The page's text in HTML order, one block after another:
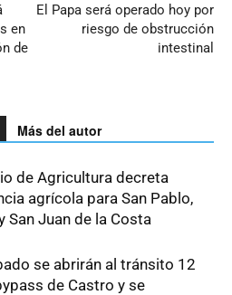
en
de
El Papa será operado hoy por
riesgo de obstrucción
intestinal
Más del autor
de Agricultura decreta
agrícola para San Pablo,
San Juan de la Costa
se abrirán al tránsito 12
de Castro y se